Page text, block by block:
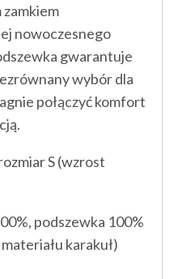
nowoczesnego
gwarantuje
wybór dla
połączyć komfort
S (wzrost
podszewka 100%
karakuł)